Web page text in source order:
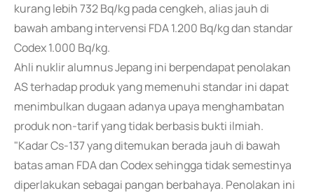
kurang lebih 732 Bq/kg pada cengkeh, alias jauh di
bawah ambang intervensi FDA 1.200 Bq/kg dan standar
Codex 1.000 Bq/kg.
Ahli nuklir alumnus Jepang ini berpendapat penolakan
AS terhadap produk yang memenuhi standar ini dapat
menimbulkan dugaan adanya upaya menghambatan
produk non-tarif yang tidak berbasis bukti ilmiah.
"Kadar Cs-137 yang ditemukan berada jauh di bawah
batas aman FDA dan Codex sehingga tidak semestinya
diperlakukan sebagai pangan berbahaya. Penolakan ini